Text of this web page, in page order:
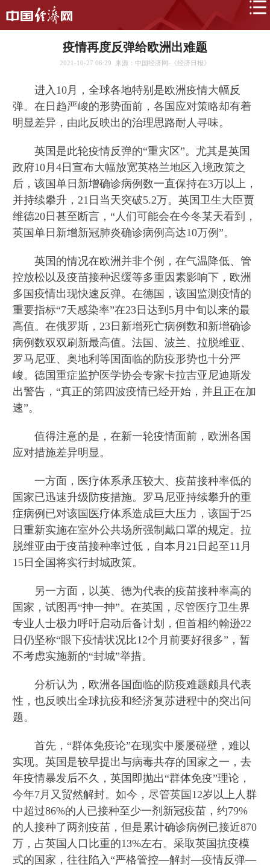
疫情再度反弹给欧洲出难题
2021-10-27 06:29 来源：中国经济网-《经济日报》
进入10月，全球各地特别是欧洲疫情大幅反
弹。在日趋严峻的形势面前，各国应对策略却有着
明显差异，由此反映出的治理思路耐人寻味。
英国是此轮疫情反弹的“重灾区”。尤其是英国
政府10月4日宣布大幅放宽英格兰地区入境政策之
后，该国单日新增确诊病例数一直保持在3万以上，
并持续攀升，21日当天突破5.2万。英国卫生大臣贾
维德20日甚至断言，“人们可能会在今冬某天看到，
英国单日新增新冠肺炎确诊病例高达10万例”。
英国的情况在欧洲并非个例，在气温降低、管
控放松以及疫苗接种迟缓等多重因素影响下，欧洲
多国疫情出现快速反弹。在德国，该国监测疫情的
重要指标“7天感染率”在23日达到5月中旬以来的最
高值。在俄罗斯，23日新增死亡病例数和新增确诊
病例数双双刷新最高值。法国、波兰、拉脱维亚、
罗马尼亚、奥地利等国面临的防疫形势也十分严
峻。德国重症监护医学协会专家卡拉吉亚尼迪斯发
出警告，“真正的第四波疫情已经开始，并且正在加
速”。
值得注意的是，在新一轮疫情面前，欧洲各国
应对措施差异明显。
一方面，医疗体系承压较大、疫苗接种率低的
国家已迅速升级防疫措施。罗马尼亚持续攀升的重
症病例已对该国医疗体系造成巨大压力，该国于25
日重新实施在室外公共场所强制戴口罩的规定。拉
脱维亚由于疫苗接种率过低，自本月21日起至11月
15日全国将实行封城政策。
另一方面，以英、德为代表的疫苗接种率高的
国家，试图再“抻一抻”。在英国，尽管医疗卫生界
专业人士极力呼吁启动后备计划，但首相约翰逊22
日仍坚称“眼下疫情状况比12个月前要好很多”，暂
不考虑实施新的“封城”举措。
分析认为，欧洲各国面临的防疫难题颇具代表
性，也反映出全球抗疫和经济复苏进程中的突出问
题。
首先，“群体免疫论”在现实中屡屡碰壁，难以
实现。英国是较早提出与病毒共存的国家之一，去
年疫情暴发后不久，英国即抛出“群体免疫”理论，
今年7月又贸然解封。如今，尽管英国12岁以上人群
中超过86%的人已接种至少一剂新冠疫苗，约79%
的人接种了两剂疫苗，但是累计确诊病例已接近870
万，占英国人口比重的13%左右。采取英国抗疫模
式的国家，往往陷入“严格管控—解封—疫情反弹—